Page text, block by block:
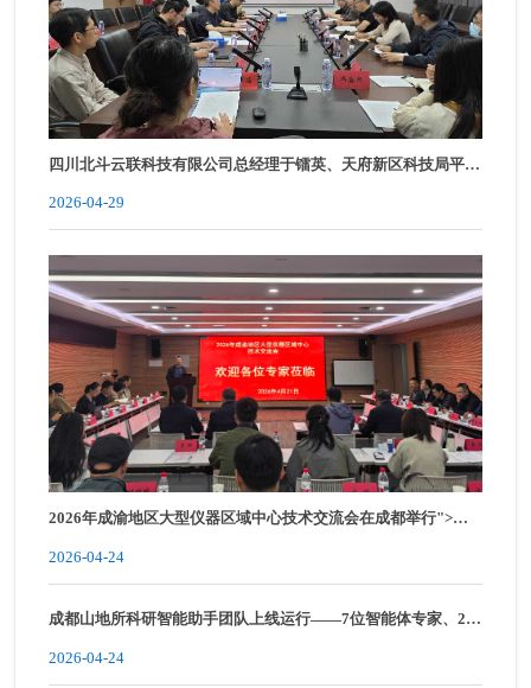
四川北斗云联科技有限公司总经理于镭英、天府新区科技局平台
2026-04-29
2026年成渝地区大型仪器区域中心技术交流会在成都举行">
2026-04-24
成都山地所科研智能助手团队上线运行——7位智能体专家、20
2026-04-24